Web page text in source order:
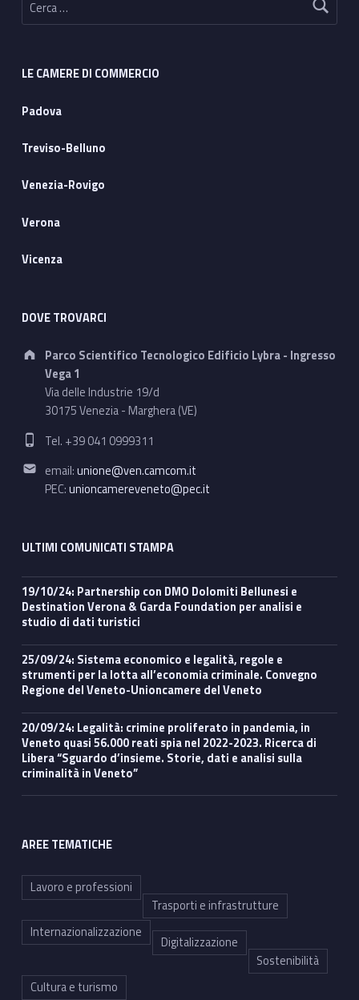
LE CAMERE DI COMMERCIO
Padova
Treviso-Belluno
Venezia-Rovigo
Verona
Vicenza
DOVE TROVARCI
Address:
Parco Scientifico Tecnologico Edificio Lybra - Ingresso
Vega 1
Via delle Industrie 19/d
30175 Venezia - Marghera (VE)
Phone number:
Tel. +39 041 0999311
Email address:
email:unione@ven.camcom.it
PEC:unioncamereveneto@pec.it
ULTIMI COMUNICATI STAMPA
19/10/24: Partnership con DMO Dolomiti Bellunesi e
Destination Verona & Garda Foundation per analisi e
studio di dati turistici
25/09/24: Sistema economico e legalità, regole e
strumenti per la lotta all’economia criminale. Convegno
Regione del Veneto-Unioncamere del Veneto
20/09/24: Legalità: crimine proliferato in pandemia, in
Veneto quasi 56.000 reati spia nel 2022-2023. Ricerca di
Libera “Sguardo d’insieme. Storie, dati e analisi sulla
criminalità in Veneto”
AREE TEMATICHE
Lavoro e professioni
Trasporti e infrastrutture
Internazionalizzazione
Digitalizzazione
Sostenibilità
Cultura e turismo